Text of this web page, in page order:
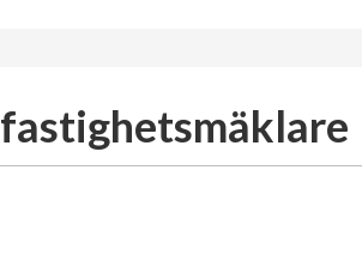
fastighetsmäklare